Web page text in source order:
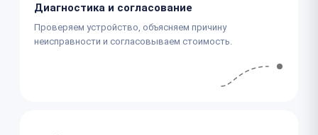
Диагностика и согласование
Проверяем устройство, объясняем причину
неисправности и согласовываем стоимость.